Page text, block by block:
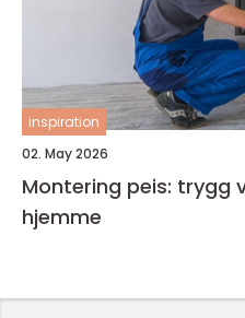
inspiration
02. May 2026
Montering peis: trygg
hjemme